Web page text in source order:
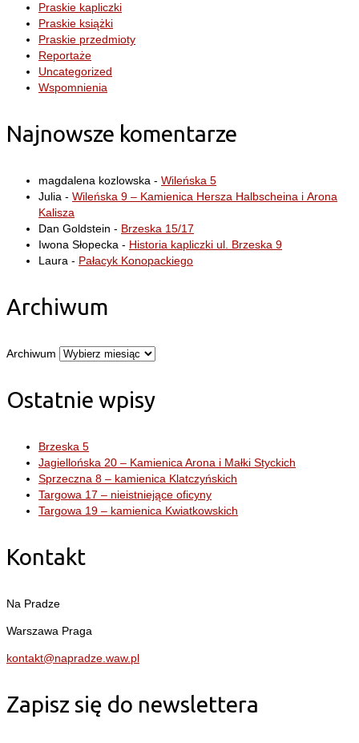
Praskie kapliczki
Praskie książki
Praskie przedmioty
Reportaże
Uncategorized
Wspomnienia
Najnowsze komentarze
magdalena kozlowska - Wileńska 5
Julia - Wileńska 9 – Kamienica Hersza Halbscheina i Arona
Kalisza
Dan Goldstein - Brzeska 15/17
Iwona Słopecka - Historia kapliczki ul. Brzeska 9
Laura - Pałacyk Konopackiego
Archiwum
Archiwum
Ostatnie wpisy
Brzeska 5
Jagiellońska 20 – Kamienica Arona i Małki Styckich
Sprzeczna 8 – kamienica Klatczyńskich
Targowa 17 – nieistniejące oficyny
Targowa 19 – kamienica Kwiatkowskich
Kontakt
Na Pradze
Warszawa Praga
kontakt@napradze.waw.pl
Zapisz się do newslettera